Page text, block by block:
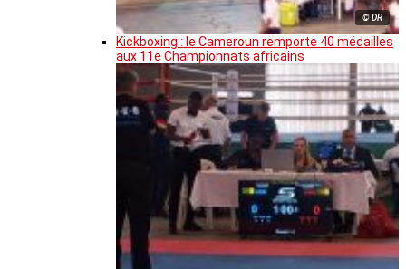
© DR
Kickboxing : le Cameroun remporte 40 médailles
aux 11e Championnats africains